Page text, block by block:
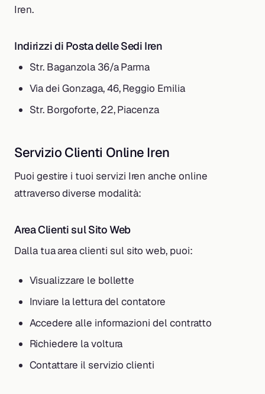
Iren.
Indirizzi di Posta delle Sedi Iren
Str. Baganzola 36/a Parma
Via dei Gonzaga, 46, Reggio Emilia
Str. Borgoforte, 22, Piacenza
Servizio Clienti Online Iren
Puoi gestire i tuoi servizi Iren anche online
attraverso diverse modalità:
Area Clienti sul Sito Web
Dalla tua area clienti sul sito web, puoi:
Visualizzare le bollette
Inviare la lettura del contatore
Accedere alle informazioni del contratto
Richiedere la voltura
Contattare il servizio clienti